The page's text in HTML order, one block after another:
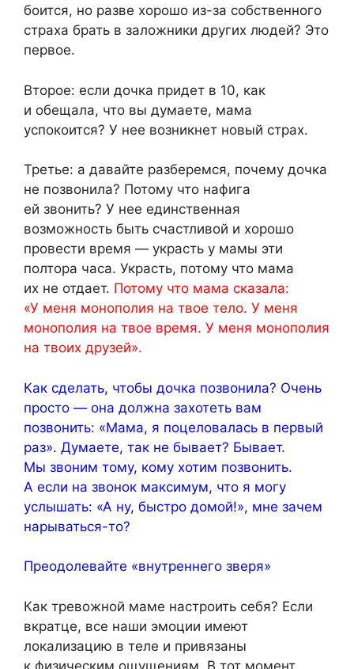
боится, но разве хорошо из-за собственного
страха брать в заложники других людей? Это
первое.
Второе: если дочка придет в 10, как
и обещала, что вы думаете, мама
успокоится? У нее возникнет новый страх.
Третье: а давайте разберемся, почему дочка
не позвонила? Потому что нафига
ей звонить? У нее единственная
возможность быть счастливой и хорошо
провести время — украсть у мамы эти
полтора часа. Украсть, потому что мама
их не отдает. Потому что мама сказала:
«У меня монополия на твое тело. У меня
монополия на твое время. У меня монополия
на твоих друзей».
Как сделать, чтобы дочка позвонила? Очень
просто — она должна захотеть вам
позвонить: «Мама, я поцеловалась в первый
раз». Думаете, так не бывает? Бывает.
Мы звоним тому, кому хотим позвонить.
А если на звонок максимум, что я могу
услышать: «А ну, быстро домой!», мне зачем
нарываться-то?
Преодолевайте «внутреннего зверя»
Как тревожной маме настроить себя? Если
вкратце, все наши эмоции имеют
локализацию в теле и привязаны
к физическим ощущениям. В тот момент,